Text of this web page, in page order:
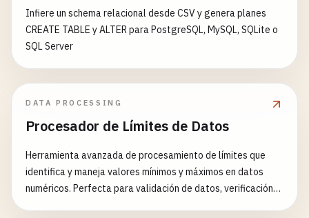
Infiere un schema relacional desde CSV y genera planes
CREATE TABLE y ALTER para PostgreSQL, MySQL, SQLite o
SQL Server
DATA PROCESSING
Procesador de Límites de Datos
Herramienta avanzada de procesamiento de límites que
identifica y maneja valores mínimos y máximos en datos
numéricos. Perfecta para validación de datos, verificación